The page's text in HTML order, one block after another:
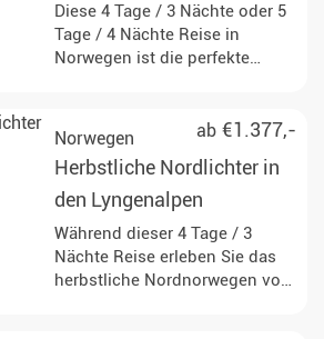
Diese 4 Tage / 3 Nächte oder 5
Tage / 4 Nächte Reise in
Norwegen ist die perfekte
Chancen auf Polarlichter
verbringen Sie hier eine
einzigartige Zeit, die Sie ganz
nach Ihren eigenen
ab €1.377,-
Norwegen
Herbstliche Nordlichter in
den Lyngenalpen
Während dieser 4 Tage / 3
Nächte Reise erleben Sie das
herbstliche Nordnorwegen von